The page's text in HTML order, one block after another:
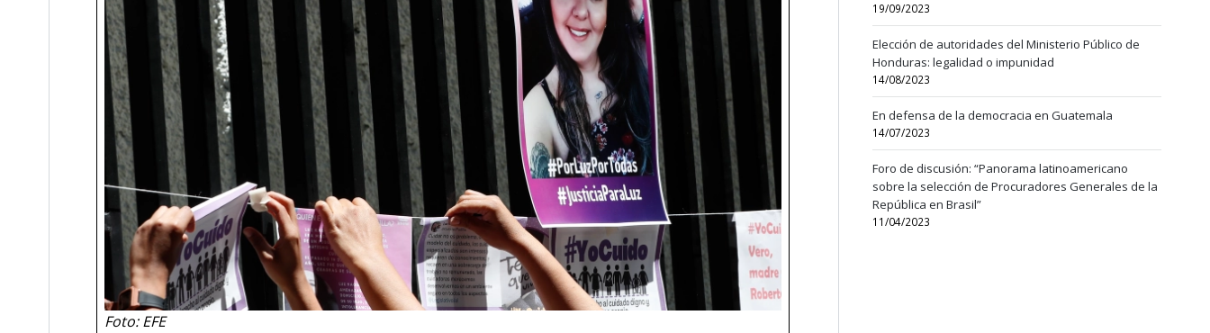
Foto: EFE
19/09/2023
Elección de autoridades del Ministerio Público de
Honduras: legalidad o impunidad
14/08/2023
En defensa de la democracia en Guatemala
14/07/2023
Foro de discusión: “Panorama latinoamericano
sobre la selección de Procuradores Generales de la
República en Brasil”
11/04/2023